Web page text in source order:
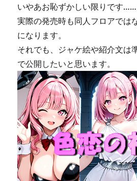
いやあお恥ずかしい限りです……
実際の発売時も同人フロアでは
になります。
それでも、ジャケ絵や紹介文は
で公開したいと思います。